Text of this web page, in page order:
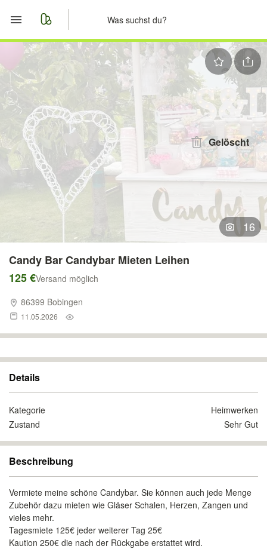
Start
Merkliste
Nachrichten
Anzeige aufgeben
Gelöscht
16
Candy Bar Candybar Mieten Leihen
125 €Versand möglich
86399 Bobingen
11.05.2026
Details
Kategorie
Heimwerken
Zustand
Sehr Gut
Beschreibung
Vermiete meine schöne Candybar. Sie können auch jede Menge
Zubehör dazu mieten wie Gläser Schalen, Herzen, Zangen und
vieles mehr.
Tagesmiete 125€ jeder weiterer Tag 25€
Kaution 250€ die nach der Rückgabe erstattet wird.